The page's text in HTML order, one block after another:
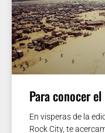
Para conocer
En visperas de la
Rock City, te